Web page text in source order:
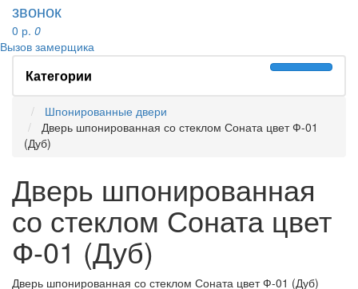
звонок
0 р. 0
Вызов замерщика
Категории
Шпонированные двери
Дверь шпонированная со стеклом Соната цвет Ф-01
(Дуб)
Дверь шпонированная
со стеклом Соната цвет
Ф-01 (Дуб)
Дверь шпонированная со стеклом Соната цвет Ф-01 (Дуб)